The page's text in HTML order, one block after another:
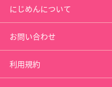
にじめんについて
お問い合わせ
利用規約